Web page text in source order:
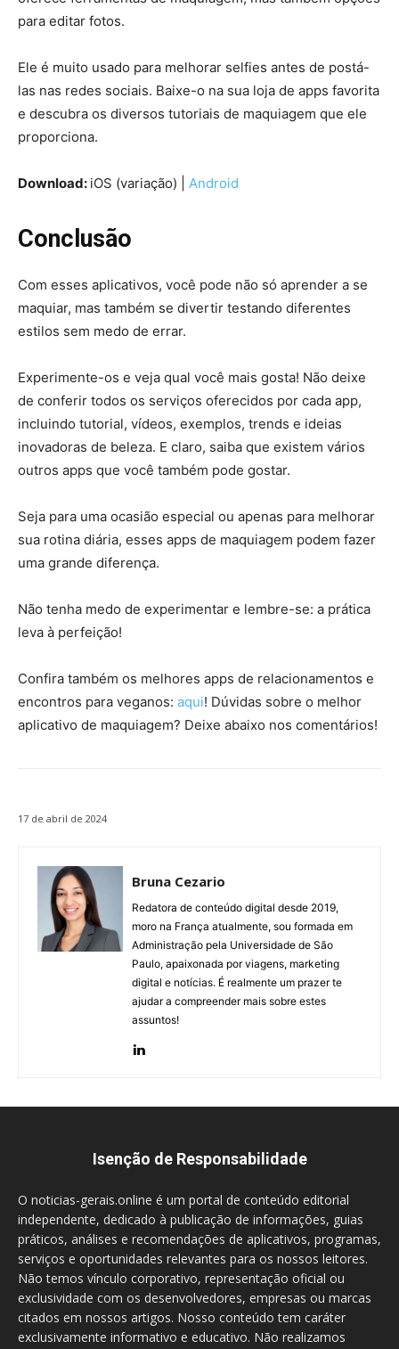
para editar fotos.
Ele é muito usado para melhorar selfies antes de postá-
las nas redes sociais. Baixe-o na sua loja de apps favorita
e descubra os diversos tutoriais de maquiagem que ele
proporciona.
Download: iOS (variação) | Android
Conclusão
Com esses aplicativos, você pode não só aprender a se
maquiar, mas também se divertir testando diferentes
estilos sem medo de errar.
Experimente-os e veja qual você mais gosta! Não deixe
de conferir todos os serviços oferecidos por cada app,
incluindo tutorial, vídeos, exemplos, trends e ideias
inovadoras de beleza. E claro, saiba que existem vários
outros apps que você também pode gostar.
Seja para uma ocasião especial ou apenas para melhorar
sua rotina diária, esses apps de maquiagem podem fazer
uma grande diferença.
Não tenha medo de experimentar e lembre-se: a prática
leva à perfeição!
Confira também os melhores apps de relacionamentos e
encontros para veganos: aqui! Dúvidas sobre o melhor
aplicativo de maquiagem? Deixe abaixo nos comentários!
17 de abril de 2024
Bruna Cezario
Redatora de conteúdo digital desde 2019,
moro na França atualmente, sou formada em
Administração pela Universidade de São
Paulo, apaixonada por viagens, marketing
digital e notícias. É realmente um prazer te
ajudar a compreender mais sobre estes
assuntos!
Isenção de Responsabilidade
O noticias-gerais.online é um portal de conteúdo editorial
independente, dedicado à publicação de informações, guias
práticos, análises e recomendações de aplicativos, programas,
serviços e oportunidades relevantes para os nossos leitores.
Não temos vínculo corporativo, representação oficial ou
exclusividade com os desenvolvedores, empresas ou marcas
citados em nossos artigos. Nosso conteúdo tem caráter
exclusivamente informativo e educativo. Não realizamos